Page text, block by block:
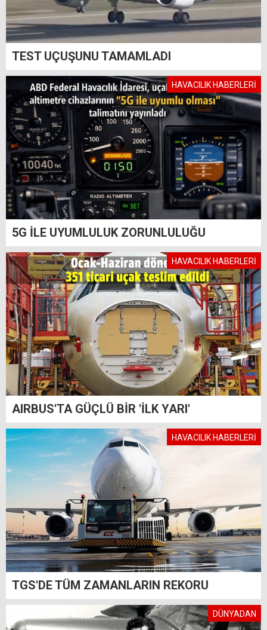
TEST UÇUŞUNU TAMAMLADI
HAVACILIK HABERLERİ
5G İLE UYUMLULUK ZORUNLULUĞU
HAVACILIK HABERLERİ
AIRBUS'TA GÜÇLÜ BİR 'İLK YARI'
HAVACILIK HABERLERİ
TGS'DE TÜM ZAMANLARIN REKORU
DÜNYADAN